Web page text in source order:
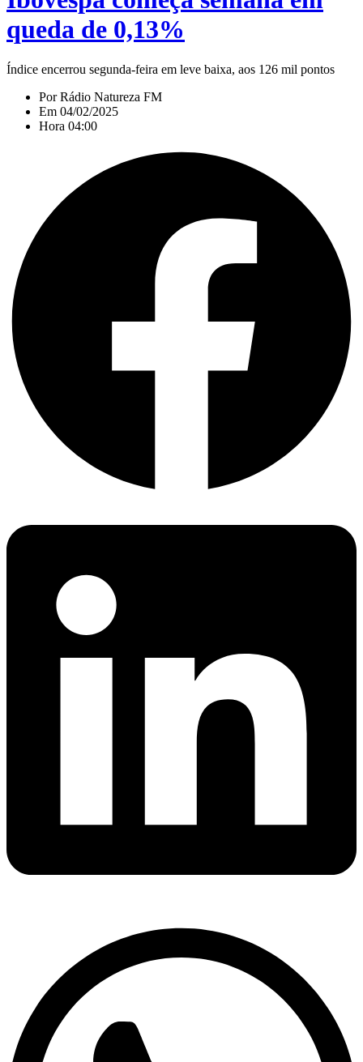
queda de 0,13%
Índice encerrou segunda-feira em leve baixa, aos 126 mil pontos
PorRádio Natureza FM
Em 04/02/2025
Hora 04:00